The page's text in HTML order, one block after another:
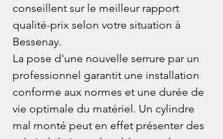
conseillent sur le meilleur rapport
qualité-prix selon votre situation à
Bessenay.
La pose d'une nouvelle serrure par un
professionnel garantit une installation
conforme aux normes et une durée de
vie optimale du matériel. Un cylindre
mal monté peut en effet présenter des